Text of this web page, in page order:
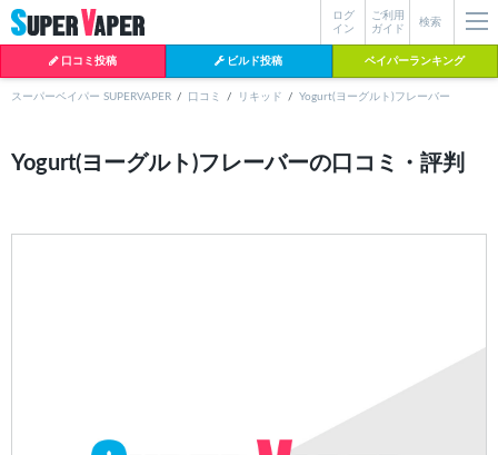
検索
ご利用
ガイド
ログ
イン
口コミ投稿 ビルド投稿 ベイパーランキング
よく検索されているワード
クラプトン
スーパーベイパー SUPERVAPER 口コミ リキッド Yogurt(ヨーグルト)フレーバー
Yogurt(ヨーグルト)フレーバーの口コミ・評判
見つからない場合データベースに該当の商品がまだ登録されていない可能